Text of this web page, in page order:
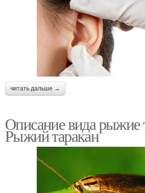
читать дальше →
Описание вида рыжие
Рыжий таракан